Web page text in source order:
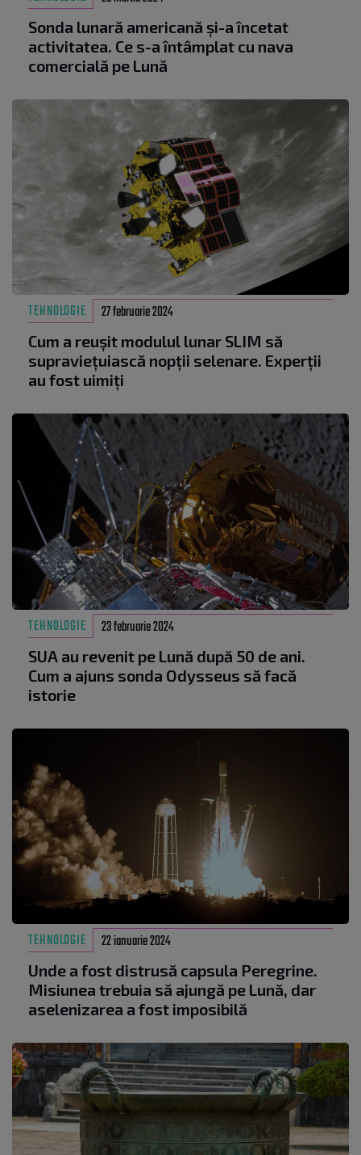
Sonda lunară americană și-a încetat
activitatea. Ce s-a întâmplat cu nava
comercială pe Lună
TEHNOLOGIE 27 februarie 2024
Cum a reușit modulul lunar SLIM să
supraviețuiască nopții selenare. Experții
au fost uimiți
TEHNOLOGIE 23 februarie 2024
SUA au revenit pe Lună după 50 de ani.
Cum a ajuns sonda Odysseus să facă
istorie
TEHNOLOGIE 22 ianuarie 2024
Unde a fost distrusă capsula Peregrine.
Misiunea trebuia să ajungă pe Lună, dar
aselenizarea a fost imposibilă